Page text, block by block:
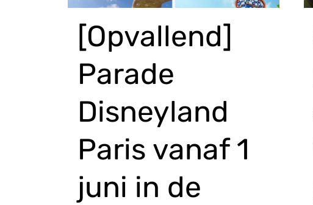
[Opvallend]
Parade
Disneyland
Paris vanaf 1
juni in de